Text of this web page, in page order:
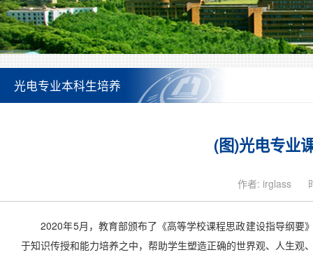
光电专业本科生培养
(图)光电专业
作者: irglass
2020年5月，教育部颁布了《高等学校课程思政建设指导纲要
于知识传授和能力培养之中，帮助学生塑造正确的世界观、人生观